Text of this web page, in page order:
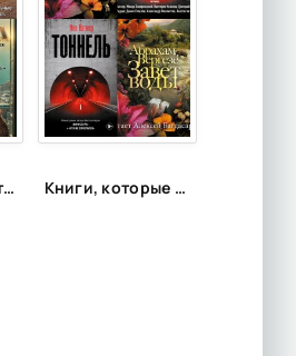
Серия «Абсолютно неправильные люди» Книги, которые рекомендует Яна Вагнер